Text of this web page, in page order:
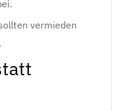
vermieden